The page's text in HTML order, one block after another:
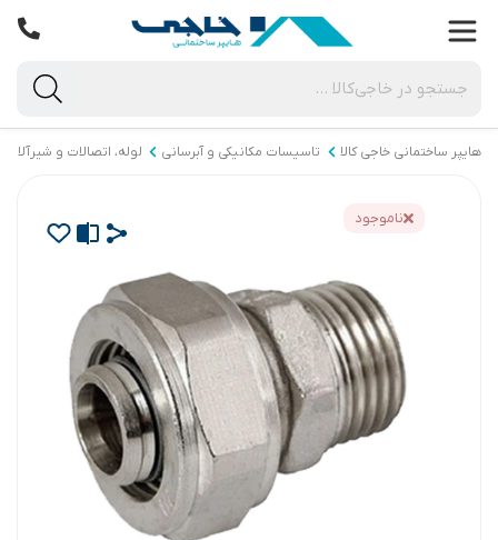
هایپر ساختمانی خاجی‌ کالا تاسیسات مکانیکی و آبرسانی لوله، اتصالات و شیرآلات
ناموجود